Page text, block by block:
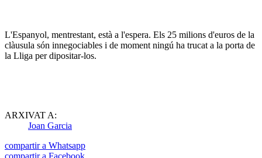
L'Espanyol, mentrestant, està a l'espera. Els 25 milions d'euros de la
clàusula són innegociables i de moment ningú ha trucat a la porta de
la Lliga per dipositar-los.
ARXIVAT A:
Joan Garcia
compartir a Whatsapp
compartir a Facebook